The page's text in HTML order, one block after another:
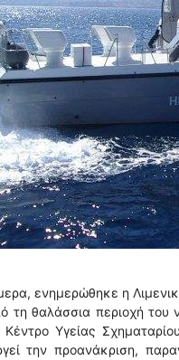
ενημερώθηκε η
τη θαλάσσια περιοχή
Υγείας
την προανάκριση,